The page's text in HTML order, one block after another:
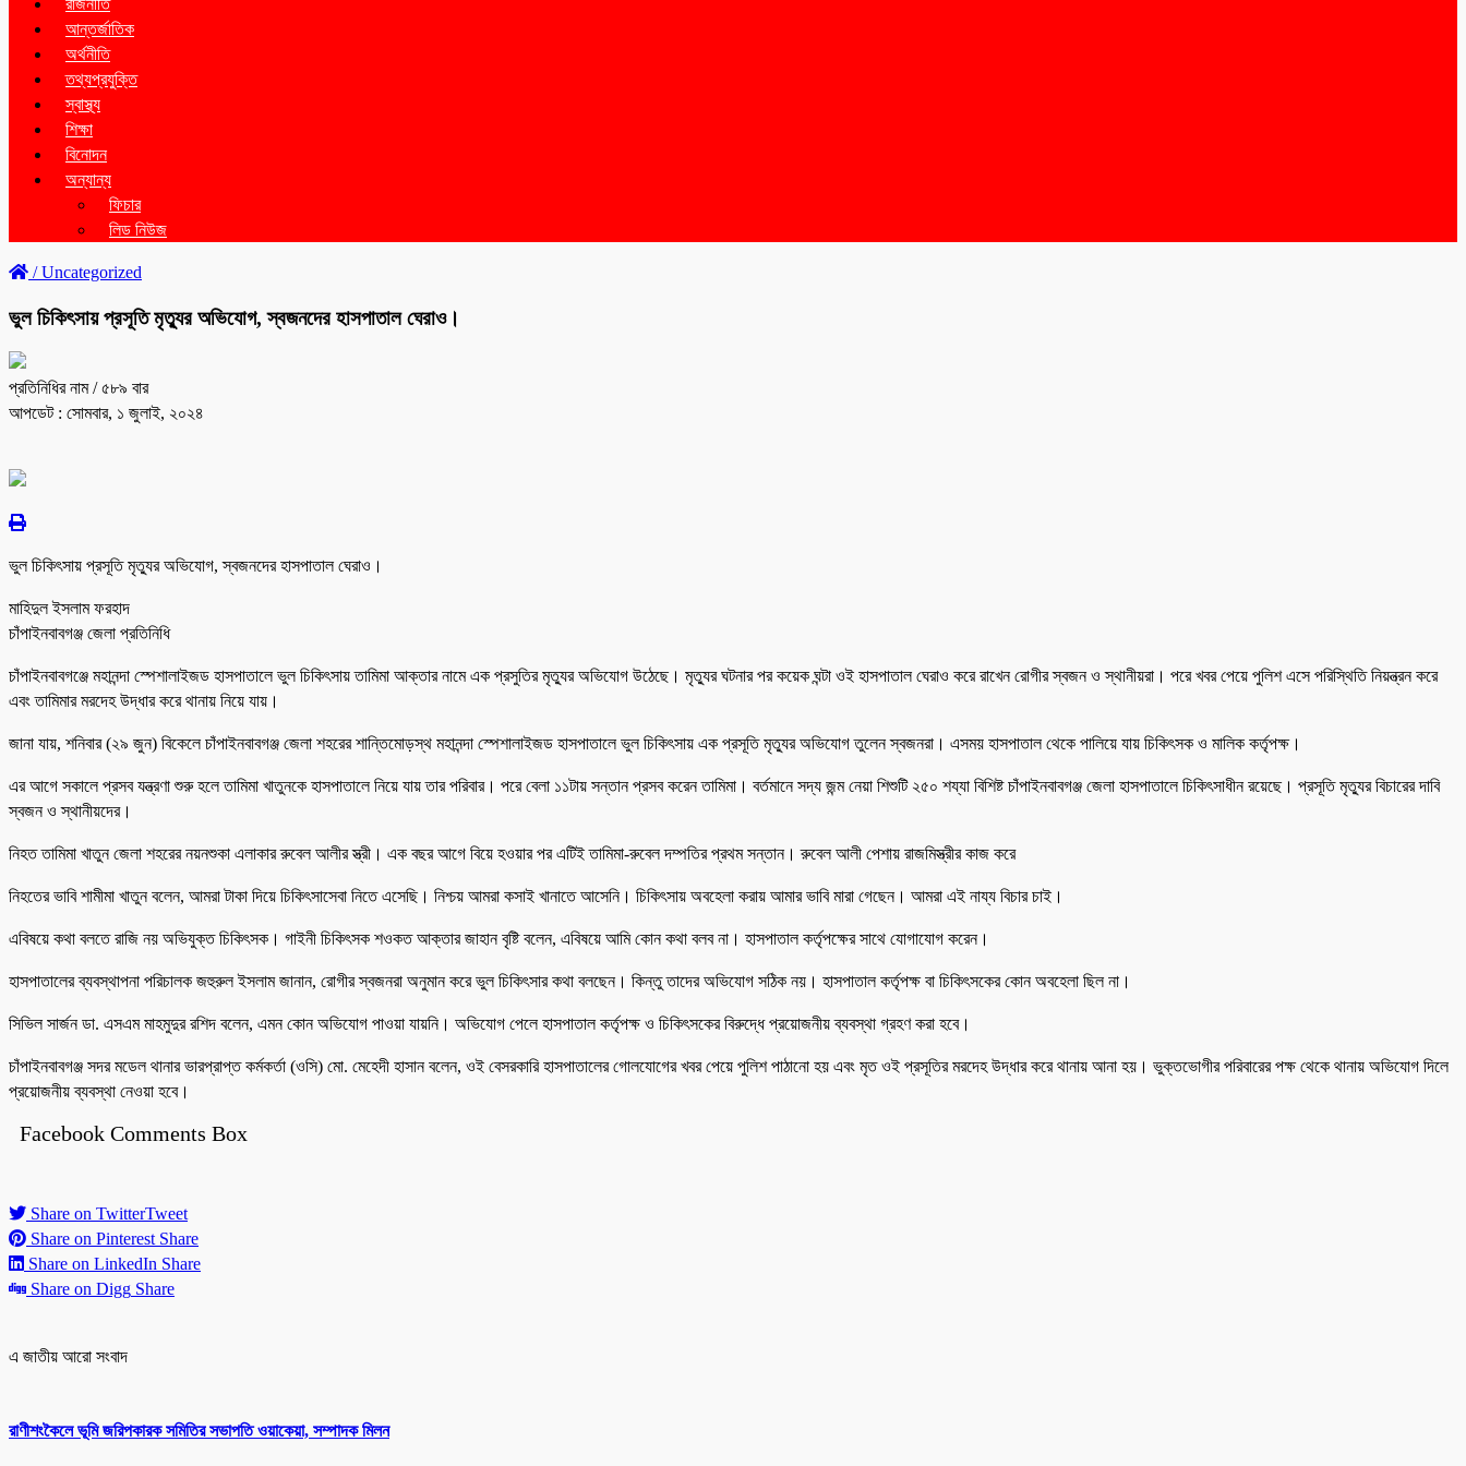
রাজনীতি
আন্তর্জাতিক
অর্থনীতি
তথ্যপ্রযুক্তি
স্বাস্থ্য
শিক্ষা
বিনোদন
অন্যান্য
ফিচার
লিড নিউজ
/Uncategorized
ভুল চিকিৎসায় প্রসূতি মৃত্যুর অভিযোগ, স্বজনদের হাসপাতাল ঘেরাও।
প্রতিনিধির নাম/ ৫৮৯ বার
আপডেট : সোমবার, ১ জুলাই, ২০২৪
ভুল চিকিৎসায় প্রসূতি মৃত্যুর অভিযোগ, স্বজনদের হাসপাতাল ঘেরাও।
মাহিদুল ইসলাম ফরহাদ
চাঁপাইনবাবগঞ্জ জেলা প্রতিনিধি
চাঁপাইনবাবগঞ্জে মহানন্দা স্পেশালাইজড হাসপাতালে ভুল চিকিৎসায় তামিমা আক্তার নামে এক প্রসুতির মৃত্যুর অভিযোগ উঠেছে। মৃত্যুর ঘটনার পর কয়েক ঘন্টা ওই হাসপাতাল ঘেরাও করে রাখেন রোগীর স্বজন ও স্থানীয়রা। পরে খবর পেয়ে পুলিশ এসে পরিস্থিতি নিয়ন্ত্রন করে
এবং তামিমার মরদেহ উদ্ধার করে থানায় নিয়ে যায়।
জানা যায়, শনিবার (২৯ জুন) বিকেলে চাঁপাইনবাবগঞ্জ জেলা শহরের শান্তিমোড়স্থ মহানন্দা স্পেশালাইজড হাসপাতালে ভুল চিকিৎসায় এক প্রসূতি মৃত্যুর অভিযোগ তুলেন স্বজনরা। এসময় হাসপাতাল থেকে পালিয়ে যায় চিকিৎসক ও মালিক কর্তৃপক্ষ।
এর আগে সকালে প্রসব যন্ত্রণা শুরু হলে তামিমা খাতুনকে হাসপাতালে নিয়ে যায় তার পরিবার। পরে বেলা ১১টায় সন্তান প্রসব করেন তামিমা। বর্তমানে সদ্য জন্ম নেয়া শিশুটি ২৫০ শয্যা বিশিষ্ট চাঁপাইনবাবগঞ্জ জেলা হাসপাতালে চিকিৎসাধীন রয়েছে। প্রসূতি মৃত্যুর বিচারের দাবি
স্বজন ও স্থানীয়দের।
নিহত তামিমা খাতুন জেলা শহরের নয়নশুকা এলাকার রুবেল আলীর স্ত্রী। এক বছর আগে বিয়ে হওয়ার পর এটিই তামিমা-রুবেল দম্পতির প্রথম সন্তান। রুবেল আলী পেশায় রাজমিস্ত্রীর কাজ করে
নিহতের ভাবি শামীমা খাতুন বলেন, আমরা টাকা দিয়ে চিকিৎসাসেবা নিতে এসেছি। নিশ্চয় আমরা কসাই খানাতে আসেনি। চিকিৎসায় অবহেলা করায় আমার ভাবি মারা গেছেন। আমরা এই নায্য বিচার চাই।
এবিষয়ে কথা বলতে রাজি নয় অভিযুক্ত চিকিৎসক। গাইনী চিকিৎসক শওকত আক্তার জাহান বৃষ্টি বলেন, এবিষয়ে আমি কোন কথা বলব না। হাসপাতাল কর্তৃপক্ষের সাথে যোগাযোগ করেন।
হাসপাতালের ব্যবস্থাপনা পরিচালক জহুরুল ইসলাম জানান, রোগীর স্বজনরা অনুমান করে ভুল চিকিৎসার কথা বলছেন। কিন্তু তাদের অভিযোগ সঠিক নয়। হাসপাতাল কর্তৃপক্ষ বা চিকিৎসকের কোন অবহেলা ছিল না।
সিভিল সার্জন ডা. এসএম মাহমুদুর রশিদ বলেন, এমন কোন অভিযোগ পাওয়া যায়নি। অভিযোগ পেলে হাসপাতাল কর্তৃপক্ষ ও চিকিৎসকের বিরুদ্ধে প্রয়োজনীয় ব্যবস্থা গ্রহণ করা হবে।
চাঁপাইনবাবগঞ্জ সদর মডেল থানার ভারপ্রাপ্ত কর্মকর্তা (ওসি) মো. মেহেদী হাসান বলেন, ওই বেসরকারি হাসপাতালের গোলযোগের খবর পেয়ে পুলিশ পাঠানো হয় এবং মৃত ওই প্রসূতির মরদেহ উদ্ধার করে থানায় আনা হয়। ভুক্তভোগীর পরিবারের পক্ষ থেকে থানায় অভিযোগ দিলে
প্রয়োজনীয় ব্যবস্থা নেওয়া হবে।
Facebook Comments Box
Share on TwitterTweet
Share on Pinterest Share
Share on LinkedIn Share
Share on Digg Share
এ জাতীয় আরো সংবাদ
রাণীশংকৈলে ভূমি জরিপকারক সমিতির সভাপতি ওয়াকেয়া, সম্পাদক মিলন